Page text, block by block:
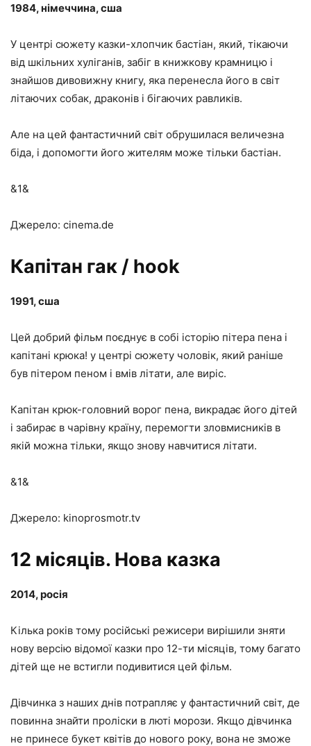
1984, німеччина, сша
У центрі сюжету казки-хлопчик бастіан, який, тікаючи
від шкільних хуліганів, забіг в книжкову крамницю і
знайшов дивовижну книгу, яка перенесла його в світ
літаючих собак, драконів і бігаючих равликів.
Але на цей фантастичний світ обрушилася величезна
біда, і допомогти його жителям може тільки бастіан.
&1&
Джерело: cinema.de
Капітан гак / hook
1991, сша
Цей добрий фільм поєднує в собі історію пітера пена і
капітані крюка! у центрі сюжету чоловік, який раніше
був пітером пеном і вмів літати, але виріс.
Капітан крюк-головний ворог пена, викрадає його дітей
і забирає в чарівну країну, перемогти зловмисників в
якій можна тільки, якщо знову навчитися літати.
&1&
Джерело: kinoprosmotr.tv
12 місяців. Нова казка
2014, росія
Кілька років тому російські режисери вирішили зняти
нову версію відомої казки про 12-ти місяців, тому багато
дітей ще не встигли подивитися цей фільм.
Дівчинка з наших днів потрапляє у фантастичний світ, де
повинна знайти проліски в люті морози. Якщо дівчинка
не принесе букет квітів до нового року, вона не зможе